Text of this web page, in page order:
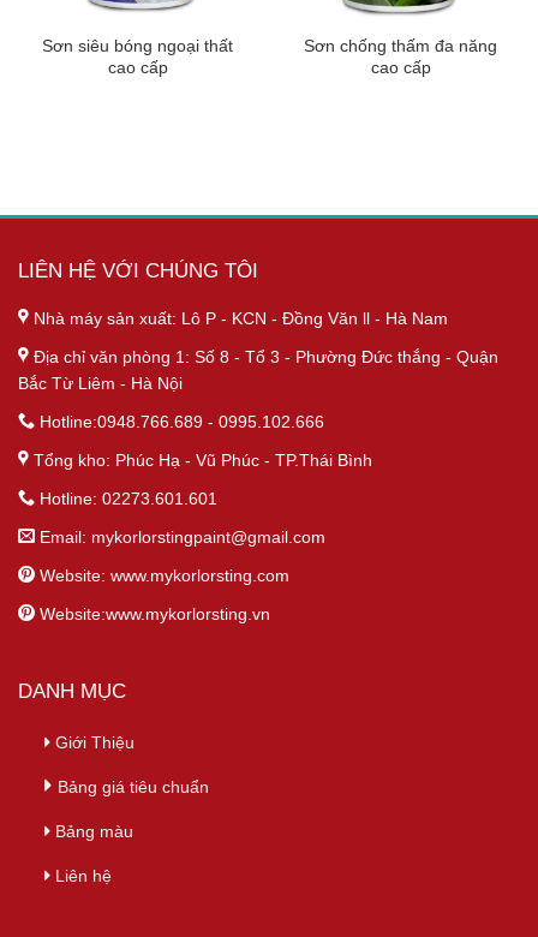
Sơn siêu bóng ngoại thất
cao cấp
Sơn chống thấm đa năng
cao cấp
LIÊN HỆ VỚI CHÚNG TÔI
Nhà máy sản xuất: Lô P - KCN - Đồng Văn ll - Hà Nam
Địa chỉ văn phòng 1: Số 8 - Tổ 3 - Phường Đức thắng - Quận
Bắc Từ Liêm - Hà Nội
Hotline:0948.766.689 - 0995.102.666
Tổng kho: Phúc Hạ - Vũ Phúc - TP.Thái Bình
Hotline: 02273.601.601
Email: mykorlorstingpaint@gmail.com
Website: www.mykorlorsting.com
Website:www.mykorlorsting.vn
DANH MỤC
Giới Thiệu
Bảng giá tiêu chuẩn
Bảng màu
Liên hệ